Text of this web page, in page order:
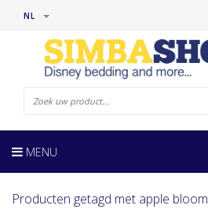
NL
MENU
Producten getagd met apple bloom